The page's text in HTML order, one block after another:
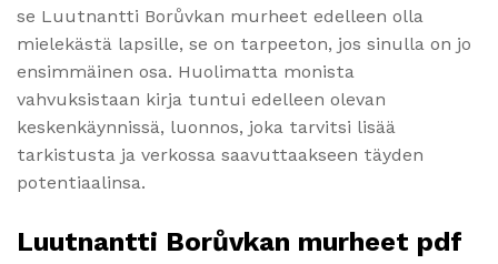
se Luutnantti Borůvkan murheet edelleen olla
mielekästä lapsille, se on tarpeeton, jos sinulla on jo
ensimmäinen osa. Huolimatta monista
vahvuksistaan kirja tuntui edelleen olevan
keskenkäynnissä, luonnos, joka tarvitsi lisää
tarkistusta ja verkossa saavuttaakseen täyden
potentiaalinsa.
Luutnantti Borůvkan murheet pdf